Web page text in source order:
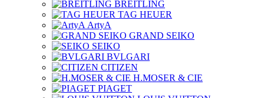
BREITLING
TAG HEUER
ArtyA
GRAND SEIKO
SEIKO
BVLGARI
CITIZEN
H.MOSER & CIE
PIAGET